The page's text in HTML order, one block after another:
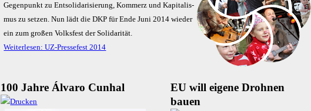
Ge­gen­punkt zu Ent­so­li­da­ri­sie­rung, Kom­merz und Ka­pi­ta­lis­
mus zu set­zen. Nun lädt die DKP für En­de Ju­ni 2014 wie­der
ein z­um gro­ßen Volks­fest der So­li­da­ri­tät.
Weiterlesen: UZ-Pressefest 2014
100 Jahre Álvaro Cunhal
EU will eigene Drohnen
bauen